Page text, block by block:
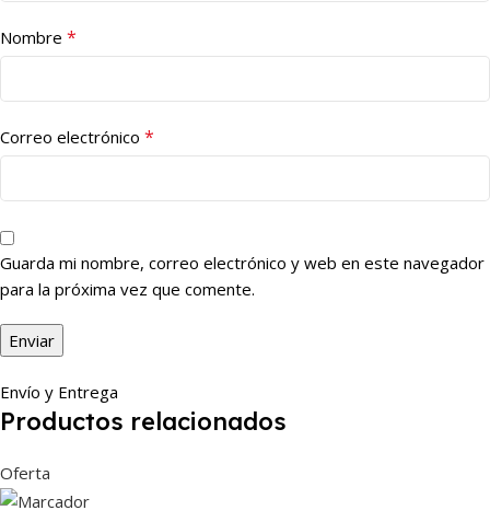
Nombre *
Correo electrónico *
Guarda mi nombre, correo electrónico y web en este navegador
para la próxima vez que comente.
Envío y Entrega
Productos relacionados
Oferta